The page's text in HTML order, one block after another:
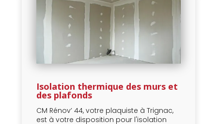
Isolation thermique des murs et
des plafonds
CM Rénov’ 44, votre plaquiste à Trignac,
est à votre disposition pour l'isolation